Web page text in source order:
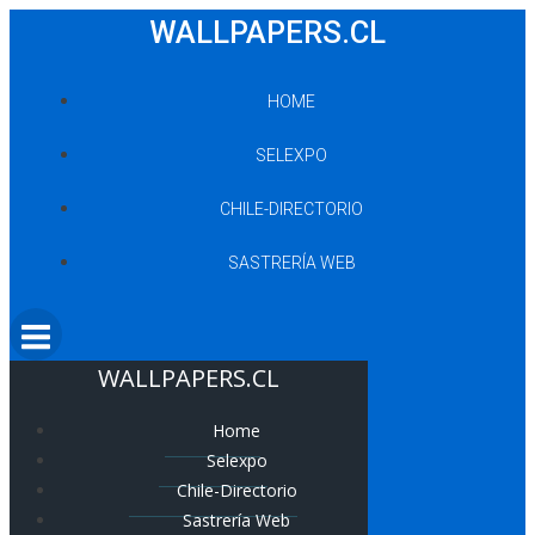
WALLPAPERS.CL
HOME
SELEXPO
CHILE-DIRECTORIO
SASTRERÍA WEB
WALLPAPERS.CL
Home
Selexpo
Chile-Directorio
Sastrería Web